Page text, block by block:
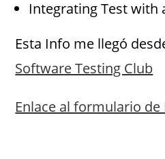
Integrating Test with
Esta Info me llegó
Software Testing Club
Enlace al formulario de